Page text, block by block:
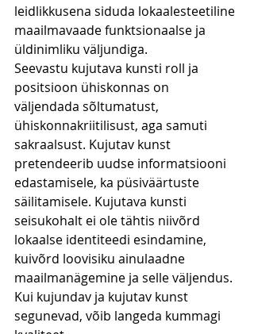
leidlikkusena siduda lokaalesteetiline
maailmavaade funktsionaalse ja
üldinimliku väljundiga.
Seevastu kujutava kunsti roll ja
positsioon ühiskonnas on
väljendada sõltumatust,
ühiskonnakriitilisust, aga samuti
sakraalsust. Kujutav kunst
pretendeerib uudse informatsiooni
edastamisele, ka püsiväärtuste
säilitamisele. Kujutava kunsti
seisukohalt ei ole tähtis niivõrd
lokaalse identiteedi esindamine,
kuivõrd loovisiku ainulaadne
maailmanägemine ja selle väljendus.
Kui kujundav ja kujutav kunst
segunevad, võib langeda kummagi